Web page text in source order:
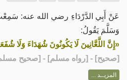
عَنْ أَبِي الدَّرْدَاءِ رضي الله عنه:
وَسَلَّمَ يَقُولُ:
«إِنَّ اللَّعَّانِينَ لَا يَكُونُونَ شُهَدَاءَ وَلَا
[صحيح] - [رواه مسلم] - [صحيح مسلم:
المزيــد ...